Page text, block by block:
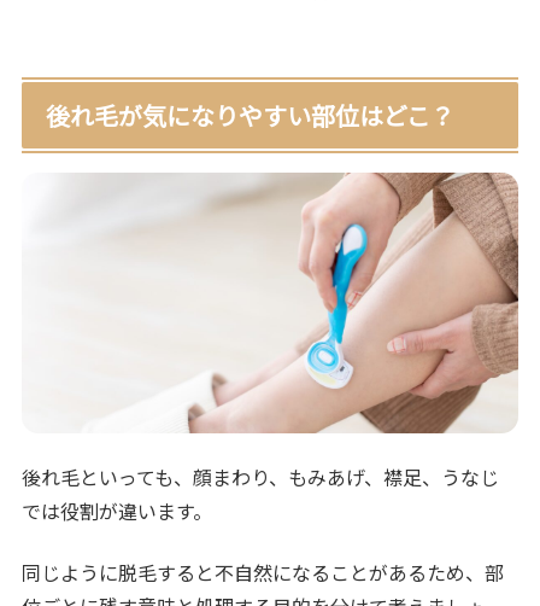
後れ毛が気になりやすい部位はどこ？
後れ毛といっても、顔まわり、もみあげ、襟足、うなじ
では役割が違います。
同じように脱毛すると不自然になることがあるため、部